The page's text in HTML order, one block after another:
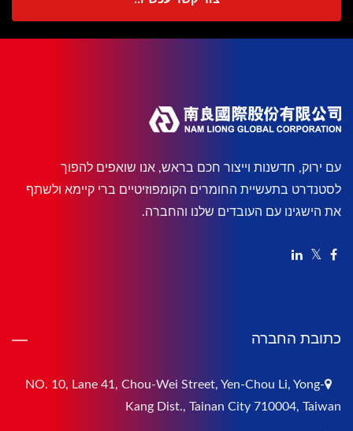
עם ירוק, חדשנות וייצור חכם בראש, אנו שואפים להפוך
לסטנדרט בתעשיית החומרים הקומפוזיטיים ברי קיימא ולשתף
את הישגינו עם העובדים שלנו והחברה.
כתובת החברה
NO. 10, Lane 41, Chou-Wei Street, Yen-Chou Li, Yong-
Kang Dist., Tainan City 710004, Taiwan